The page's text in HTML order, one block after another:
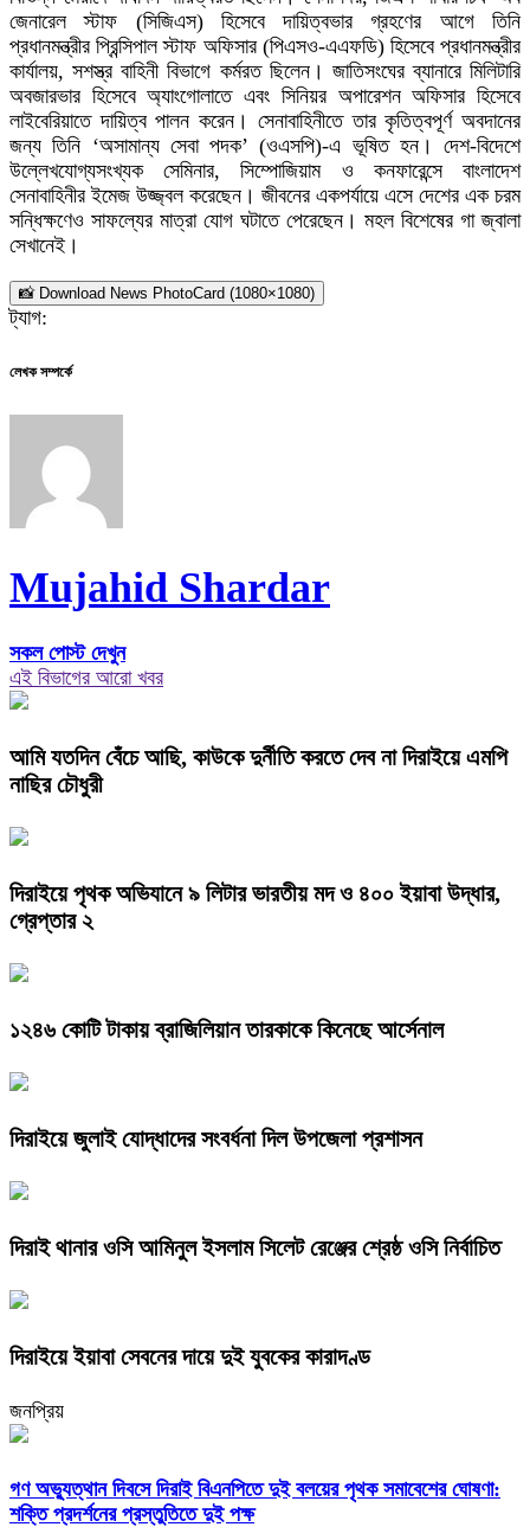
জেনারেল স্টাফ (সিজিএস) হিসেবে দায়িত্বভার গ্রহণের আগে তিনি
প্রধানমন্ত্রীর প্রিন্সিপাল স্টাফ অফিসার (পিএসও-এএফডি) হিসেবে প্রধানমন্ত্রীর
কার্যালয়, সশস্ত্র বাহিনী বিভাগে কর্মরত ছিলেন। জাতিসংঘের ব্যানারে মিলিটারি
অবজারভার হিসেবে অ্যাংগোলাতে এবং সিনিয়র অপারেশন অফিসার হিসেবে
লাইবেরিয়াতে দায়িত্ব পালন করেন। সেনাবাহিনীতে তার কৃতিত্বপূর্ণ অবদানের
জন্য তিনি ‘অসামান্য সেবা পদক’ (ওএসপি)-এ ভূষিত হন। দেশ-বিদেশে
উল্লেখযোগ্যসংখ্যক সেমিনার, সিম্পোজিয়াম ও কনফারেন্সে বাংলাদেশ
সেনাবাহিনীর ইমেজ উজ্জ্বল করেছেন। জীবনের একপর্যায়ে এসে দেশের এক চরম
সন্ধিক্ষণেও সাফল্যের মাত্রা যোগ ঘটাতে পেরেছেন। মহল বিশেষের গা জ্বালা
সেখানেই।
📸 Download News PhotoCard (1080×1080)
ট্যাগ:
লেখক সম্পর্কে
Mujahid Shardar
সকল পোস্ট দেখুন
এই বিভাগের আরো খবর
আমি যতদিন বেঁচে আছি, কাউকে দুর্নীতি করতে দেব না দিরাইয়ে এমপি
নাছির চৌধুরী
দিরাইয়ে পৃথক অভিযানে ৯ লিটার ভারতীয় মদ ও ৪০০ ইয়াবা উদ্ধার,
গ্রেপ্তার ২
১২৪৬ কোটি টাকায় ব্রাজিলিয়ান তারকাকে কিনেছে আর্সেনাল
দিরাইয়ে জুলাই যোদ্ধাদের সংবর্ধনা দিল উপজেলা প্রশাসন
দিরাই থানার ওসি আমিনুল ইসলাম সিলেট রেঞ্জের শ্রেষ্ঠ ওসি নির্বাচিত
দিরাইয়ে ইয়াবা সেবনের দায়ে দুই যুবকের কারাদণ্ড
জনপ্রিয়
গণ অভ্যুত্থান দিবসে দিরাই বিএনপিতে দুই বলয়ের পৃথক সমাবেশের ঘোষণা:
শক্তি প্রদর্শনের প্রস্তুতিতে দুই পক্ষ